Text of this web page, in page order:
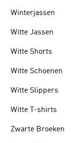
Winterjassen
Witte Jassen
Witte Shorts
Witte Schoenen
Witte Slippers
Witte T-shirts
Zwarte Broeken